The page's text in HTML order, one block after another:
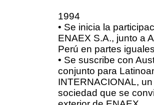
1994
• Se inicia la
ENAEX S.A., junto a
Perú en partes
• Se suscribe con
conjunto para
INTERNACIONAL,
sociedad que se